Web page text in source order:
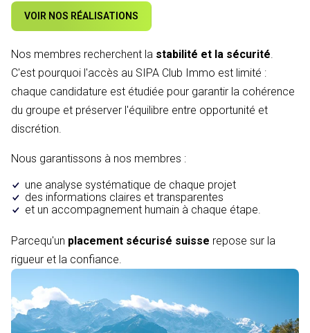
VOIR NOS RÉALISATIONS
Nos membres recherchent la stabilité et la sécurité.
C'est pourquoi l'accès au SIPA Club Immo est limité :
chaque candidature est étudiée pour garantir la cohérence
du groupe et préserver l'équilibre entre opportunité et
discrétion.
Nous garantissons à nos membres :
une analyse systématique de chaque projet
des informations claires et transparentes
et un accompagnement humain à chaque étape.
Parcequ'un placement sécurisé suisse repose sur la
rigueur et la confiance.